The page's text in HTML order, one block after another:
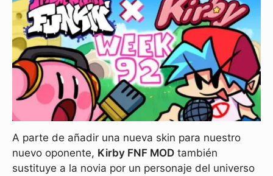
A parte de añadir una nueva skin para nuestro
nuevo oponente, Kirby FNF MOD también
sustituye a la novia por un personaje del universo